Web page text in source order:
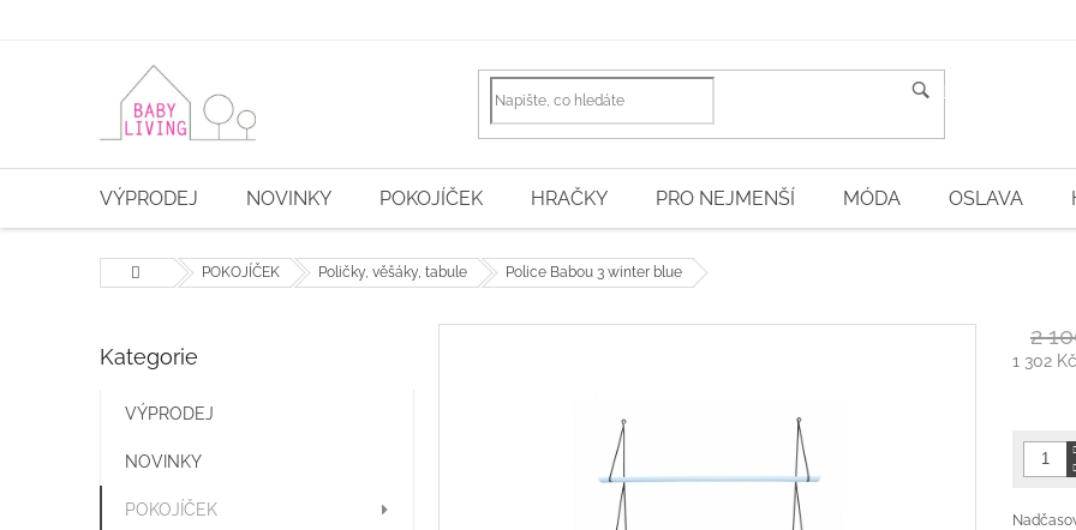
HLEDAT
VÝPRODEJ NOVINKY POKOJÍČEK HRAČKY PRO NEJMENŠÍ MÓDA OSLAVA
Domů POKOJÍČEK Poličky, věšáky, tabule Police Babou 3 winter blue
o
n
Přeskočit
Kategorie
VÝPRODEJ
NOVINKY
POKOJÍČEK
2
1 302